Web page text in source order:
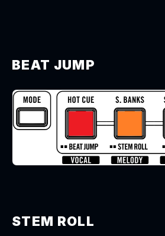
BEAT JUMP
STEM ROLL